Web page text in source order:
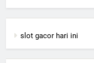
slot gacor hari ini